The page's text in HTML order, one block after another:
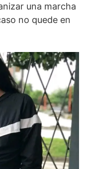
una marcha
no quede en